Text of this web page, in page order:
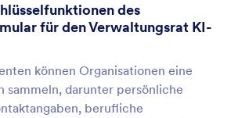
des
für den Verwaltungsrat KI-
können Organisationen eine
sammeln, darunter persönliche
berufliche